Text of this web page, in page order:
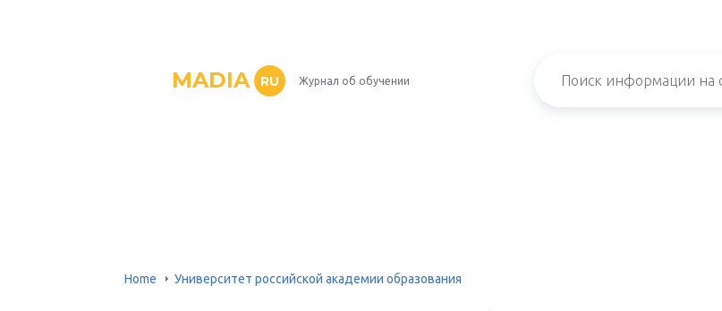
MADIA RU Журнал об обучении
Home Университет российской академии образования